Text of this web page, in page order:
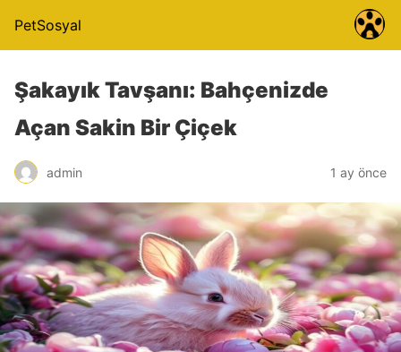
PetSosyal
Şakayık Tavşanı: Bahçenizde
Açan Sakin Bir Çiçek
admin 1 ay önce